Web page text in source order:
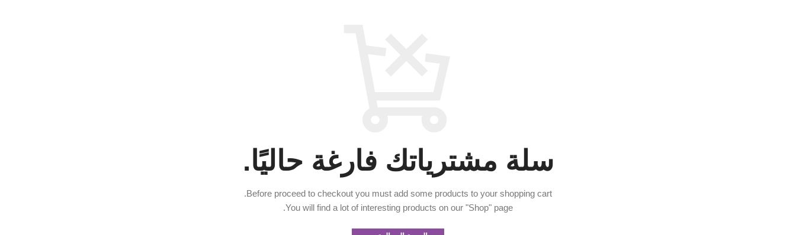
سلة مشترياتك فارغة حاليًا.
Before proceed to checkout you must add some products to your shopping cart.
You will find a lot of interesting products on our "Shop" page.